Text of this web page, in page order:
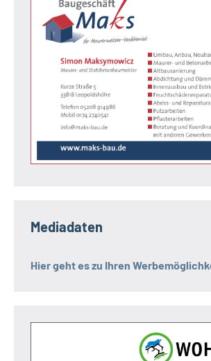
Mediadaten
Hier geht es zu Ihren